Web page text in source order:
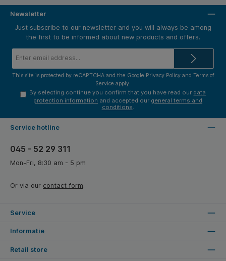
Newsletter
Just subscribe to our newsletter and you will always be among
the first to be informed about new products and offers.
This site is protected by reCAPTCHA and the Google Privacy Policyand Terms of
Service apply.
By selecting continue you confirm that you have read our data
protection information and accepted our general terms and
conditions.
Service hotline
045 - 52 29 311
Mon-Fri, 8:30 am - 5 pm
Or via our contact form.
Service
Informatie
Retail store